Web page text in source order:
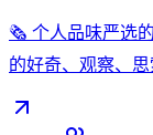
🗞 个人品味严选
的好奇、观察、